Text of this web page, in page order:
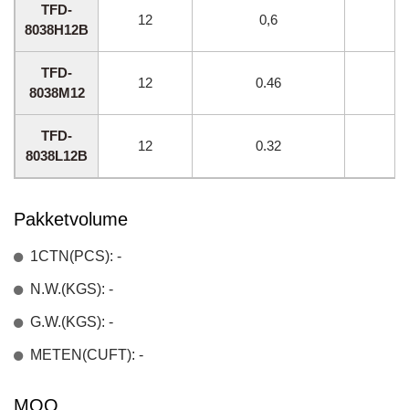
TFD-
8038H12B
12 0,6
TFD-
8038M12
12 0.46
TFD-
8038L12B
12 0.32
Pakketvolume
1CTN(PCS): -
N.W.(KGS): -
G.W.(KGS): -
METEN(CUFT): -
MOQ